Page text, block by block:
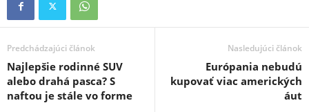
Predchádzajúci článok
Najlepšie rodinné SUV
alebo drahá pasca? S
naftou je stále vo forme
Nasledujúci článok
Európania nebudú
kupovať viac amerických
áut